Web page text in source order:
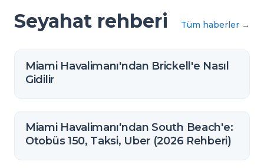
Seyahat rehberi Tüm haberler →
Miami Havalimanı'ndan Brickell'e Nasıl
Gidilir
Miami Havalimanı'ndan South Beach'e:
Otobüs 150, Taksi, Uber (2026 Rehberi)